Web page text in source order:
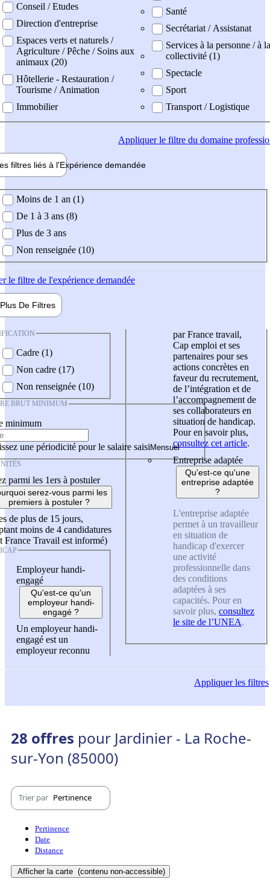
Conseil / Etudes
Direction d'entreprise
Espaces verts et naturels /
Agriculture / Pêche / Soins aux
animaux (20)
Hôtellerie - Restauration /
Tourisme / Animation
Immobilier
Santé
Secrétariat / Assistanat
Services à la personne / à la
collectivité (1)
Spectacle
Sport
Transport / Logistique
Appliquerle filtre du domaine
filtres liés à l'Expérience demandée
demandée
Moins de 1 an (1)
De 1 à 3 ans (8)
Plus de 3 ans
Non renseignée (10)
le filtre de l'expérience demandée
Plus De Filtres
Cadre (1)
Non cadre (17)
Non renseignée (10)
BRUT MINIMUM
minimum
une périodicité pour le salaire saisi
parmi les 1ers à postuler
serez-vous parmi les
premiers à postuler ?
de plus de 15 jours,
moins de 4 candidatures
France Travail est informé)
Employeur handi-
engagé
Qu'est-ce qu'un
employeur handi-
engagé ?
Un employeur handi-
engagé est un
employeur reconnu
par France travail,
Cap emploi et ses
partenaires pour ses
actions concrètes en
faveur du recrutement,
de l’intégration et de
l’accompagnement de
ses collaborateurs en
situation de handicap.
Pour en savoir plus,
consultez cet article.
Entreprise adaptée
Qu'est-ce qu'une
entreprise adaptée
?
L'entreprise adaptée
permet à un travailleur
en situation de
handicap d'exercer
une activité
professionnelle dans
des conditions
adaptées à ses
capacités. Pour en
savoir plus, consultez
le site de l’UNEA.
Appliquerles filtres
28 offres pour Jardinier - La Roche-
sur-Yon (85000)
Trier par Pertinence
Pertinence
Date
Distance
Afficher la carte (contenu non-accessible)